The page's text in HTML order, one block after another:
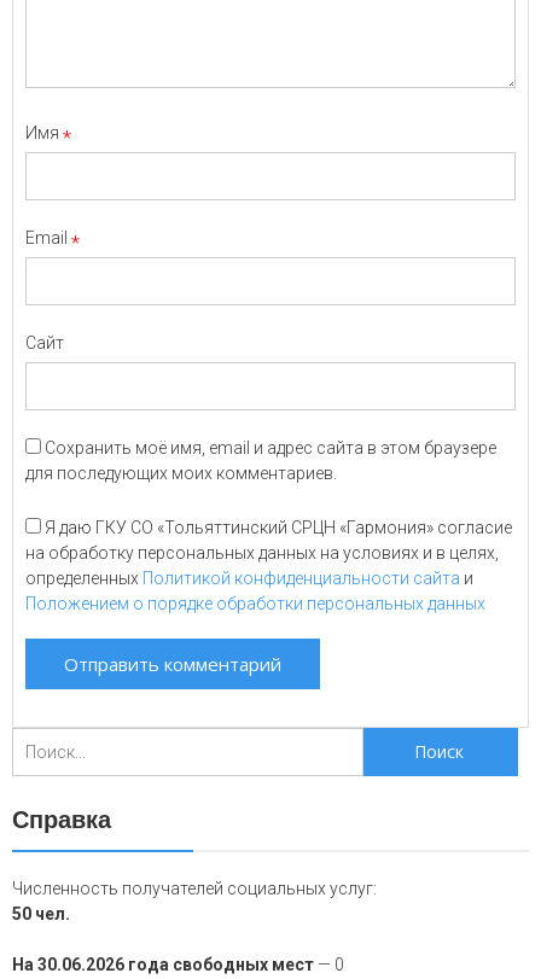
Имя *
Email *
Сайт
Сохранить моё имя, email и адрес сайта в этом браузере
для последующих моих комментариев.
Я даю ГКУ СО «Тольяттинский СРЦН «Гармония» согласие
на обработку персональных данных на условиях и в целях,
определенных Политикой конфиденциальности сайта и
Положением о порядке обработки персональных данных
для:
Справка
Численность получателей социальных услуг:
50 чел.
На 30.06.2026 года свободных мест — 0